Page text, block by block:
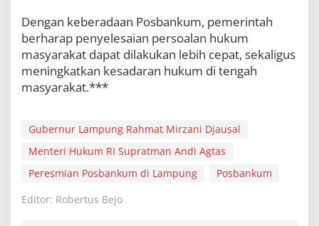
Dengan keberadaan Posbankum, pemerintah
berharap penyelesaian persoalan hukum
masyarakat dapat dilakukan lebih cepat, sekaligus
meningkatkan kesadaran hukum di tengah
masyarakat.***
Gubernur Lampung Rahmat Mirzani Djausal
Menteri Hukum RI Supratman Andi Agtas
Peresmian Posbankum di Lampung
Posbankum
Editor: Robertus Bejo